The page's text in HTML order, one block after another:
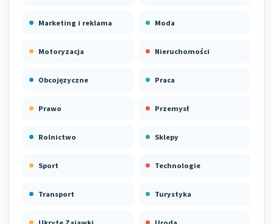
Marketing i reklama Moda
Motoryzacja Nieruchomości
Obcojęzyczne Praca
Prawo Przemysł
Rolnictwo Sklepy
Sport Technologie
Transport Turystyka